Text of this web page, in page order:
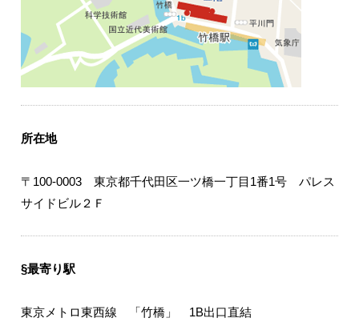
所在地
〒100-0003 東京都千代田区一ツ橋一丁目1番1号 パレス
サイドビル２Ｆ
§最寄り駅
東京メトロ東西線 「竹橋」 1B出口直結